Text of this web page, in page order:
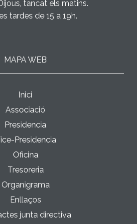
tancat els matins.
tardes de 15 a 19h.
MAPA WEB
Inici
Associació
Presidencia
Presidencia
Oficina
Tresoreria
Organigrama
Enllaços
junta directiva